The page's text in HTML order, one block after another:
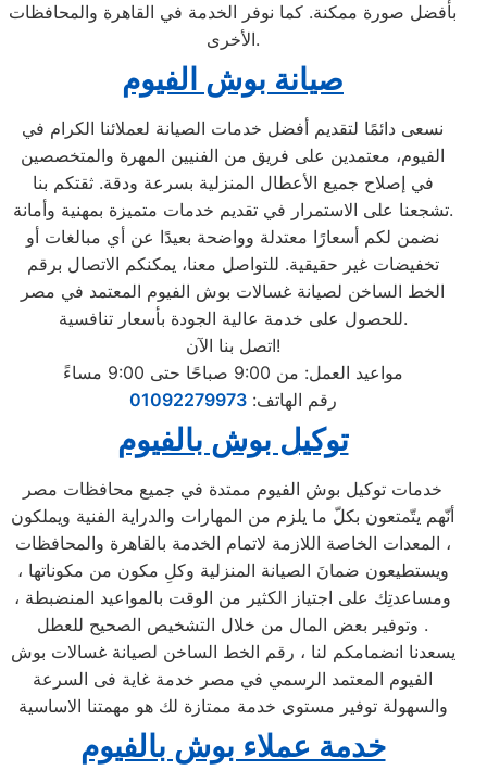
بأفضل صورة ممكنة. كما نوفر الخدمة في القاهرة والمحافظات
الأخرى.
صيانة بوش الفيوم
نسعى دائمًا لتقديم أفضل خدمات الصيانة لعملائنا الكرام في
الفيوم، معتمدين على فريق من الفنيين المهرة والمتخصصين
في إصلاح جميع الأعطال المنزلية بسرعة ودقة. ثقتكم بنا
تشجعنا على الاستمرار في تقديم خدمات متميزة بمهنية وأمانة.
نضمن لكم أسعارًا معتدلة وواضحة بعيدًا عن أي مبالغات أو
تخفيضات غير حقيقية. للتواصل معنا، يمكنكم الاتصال برقم
الخط الساخن لصيانة غسالات بوش الفيوم المعتمد في مصر
للحصول على خدمة عالية الجودة بأسعار تنافسية.
اتصل بنا الآن!
مواعيد العمل: من 9:00 صباحًا حتى 9:00 مساءً
رقم الهاتف:01092279973
توكيل بوش بالفيوم
خدمات توكيل بوش الفيوم ممتدة في جميع محافظات مصر
أنّهم يتّمتعون بكلّ ما يلزم من المهارات والدراية الفنية ويملكون
المعدات الخاصة اللازمة لاتمام الخدمة بالقاهرة والمحافظات ،
ويستطيعون ضمانَ الصيانة المنزلية وكلِ مكون من مكوناتها ،
ومساعدتِك على اجتياز الكثير من الوقت بالمواعيد المنضبطة ،
وتوفير بعض المال من خلال التشخيص الصحيح للعطل .
يسعدنا انضمامكم لنا ، رقم الخط الساخن لصيانة غسالات بوش
الفيوم المعتمد الرسمي في مصر خدمة غاية فى السرعة
والسهولة توفير مستوى خدمة ممتازة لك هو مهمتنا الاساسية
خدمة عملاء بوش بالفيوم